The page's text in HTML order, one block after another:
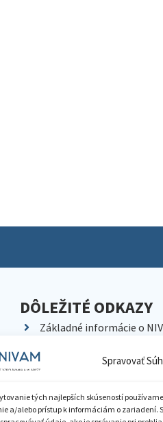
Spravovať
tých najlepších skúseností
a/alebo prístup k informáciám o zariadení.
DÔLEŽITÉ ODKAZY
Základné informácie o
Kariéra
Pracoviská NIVaM